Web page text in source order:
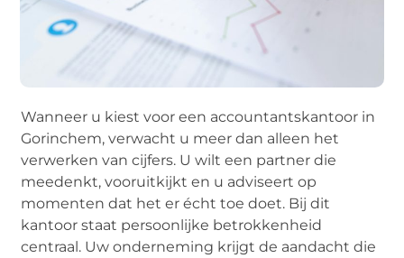
Wanneer u kiest voor een accountantskantoor in
Gorinchem, verwacht u meer dan alleen het
verwerken van cijfers. U wilt een partner die
meedenkt, vooruitkijkt en u adviseert op
momenten dat het er écht toe doet. Bij dit
kantoor staat persoonlijke betrokkenheid
centraal. Uw onderneming krijgt de aandacht die